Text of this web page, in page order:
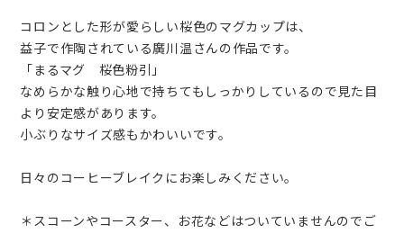
コロンとした形が愛らしい桜色のマグカップは、
益子で作陶されている廣川温さんの作品です。
「まるマグ 桜色粉引」
なめらかな触り心地で持ちてもしっかりしているので見た目
より安定感があります。
小ぶりなサイズ感もかわいいです。
日々のコーヒーブレイクにお楽しみください。
＊スコーンやコースター、お花などはついていませんのでご